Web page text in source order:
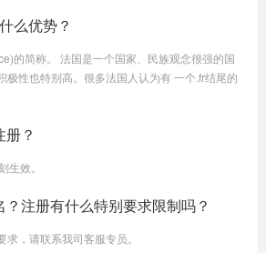
么优势？
的简称。 法国是一个国家、民族观念很强的国
极性也特别高。很多法国人认为有 一个.fr结尾的
？
生效。
注册有什么特别要求限制吗？
，请联系我司客服专员。